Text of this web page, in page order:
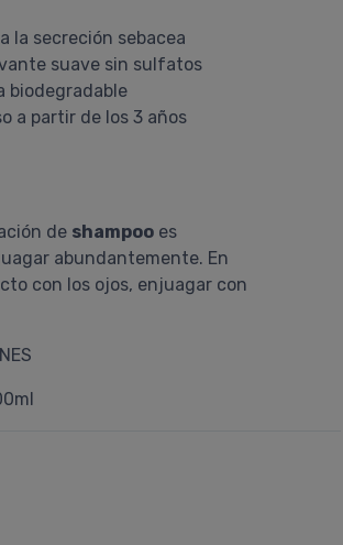
la secreción sebacea
suave sin sulfatos
biodegradable
a partir de los 3 años
de shampoo es
abundantemente. En
con los ojos, enjuagar con